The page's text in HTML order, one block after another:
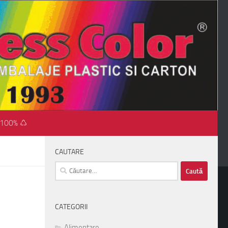
♺
CAUTARE
Caută
după:
CATEGORII